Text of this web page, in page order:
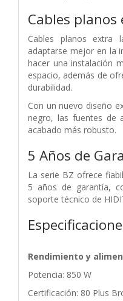
Cables
Cables planos
adaptarse mejor en la
hacer una instalación
espacio, además de
durabilidad.
Con un nuevo diseño
negro, las fuentes de
acabado más robusto.
5 Años de
La serie BZ ofrece
5 años de garantía,
soporte técnico de
Rendimiento y
Potencia: 850 W
Certificación: 80 Plus